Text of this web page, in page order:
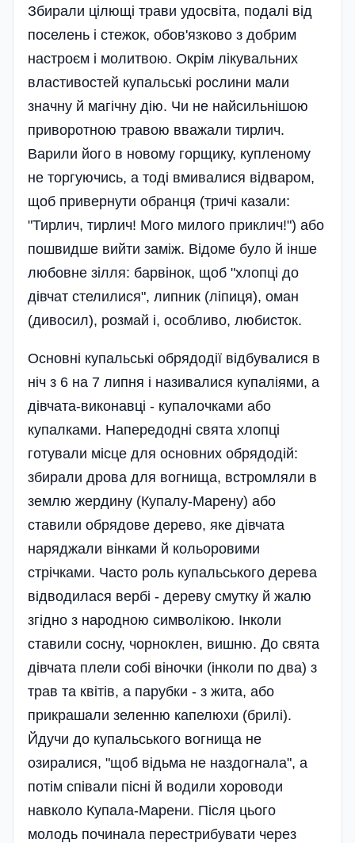
Збирали цілющі трави удосвіта, подалі від
поселень і стежок, обов'язково з добрим
настроєм і молитвою. Окрім лікувальних
властивостей купальські рослини мали
значну й магічну дію. Чи не найсильнішою
приворотною травою вважали тирлич.
Варили його в новому горщику, купленому
не торгуючись, а тоді вмивалися відваром,
щоб привернути обранця (тричі казали:
"Тирлич, тирлич! Мого милого приклич!") або
пошвидше вийти заміж. Відоме було й інше
любовне зілля: барвінок, щоб "хлопці до
дівчат стелилися", липник (ліпиця), оман
(дивосил), розмай і, особливо, любисток.
Основні купальські обрядодії відбувалися в
ніч з 6 на 7 липня і називалися купаліями, а
дівчата-виконавці - купалочками або
купалками. Напередодні свята хлопці
готували місце для основних обрядодій:
збирали дрова для вогнища, встромляли в
землю жердину (Купалу-Марену) або
ставили обрядове дерево, яке дівчата
наряджали вінками й кольоровими
стрічками. Часто роль купальського дерева
відводилася вербі - дереву смутку й жалю
згідно з народною символікою. Інколи
ставили сосну, чорноклен, вишню. До свята
дівчата плели собі віночки (інколи по два) з
трав та квітів, а парубки - з жита, або
прикрашали зеленню капелюхи (брилі).
Йдучи до купальського вогнища не
озиралися, "щоб відьма не наздогнала", а
потім співали пісні й водили хороводи
навколо Купала-Марени. Після цього
молодь починала перестрибувати через